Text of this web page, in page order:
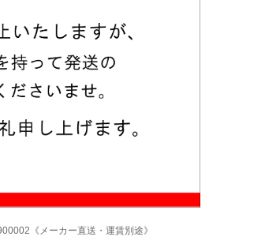
《メーカー直送・運賃別途》